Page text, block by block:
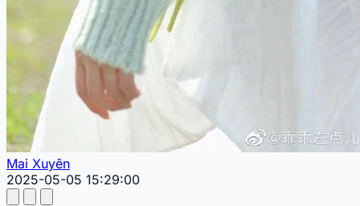
Mai Xuyên
2025-05-05 15:29:00